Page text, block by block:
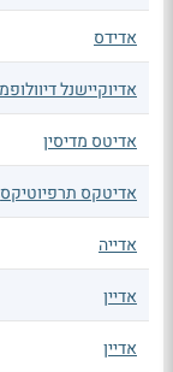
אדידס
אדיוקיישנל
אדיטס מדיסין
אדיטקס תרפיוטיקס
אדייה
אדיין
אדיין